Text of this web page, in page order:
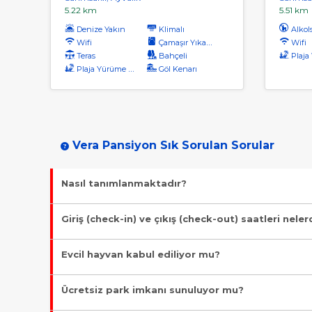
5.22 km
Denize Yakın
Klimalı
Wifi
Çamaşır Yıkama
Teras
Bahçeli
Plaja Yürüme Mesafesi
Göl Kenarı
5.51 km
Wifi
Plaja
Vera Pansiyon Sık Sorulan Sorular
Nasıl tanımlanmaktadır?
Tesis Pansiyon statüsündedir. Öne çıkan özellikleri "Denize
Giriş (check-in) ve çıkış (check-out) saatleri
Giriş en erken 13:00, çıkış en geç 11:00 saatindedir.
Evcil hayvan kabul ediliyor mu?
Malesef, evcil hayvan kabul edilmiyor!
Ücretsiz park imkanı sunuluyor mu?